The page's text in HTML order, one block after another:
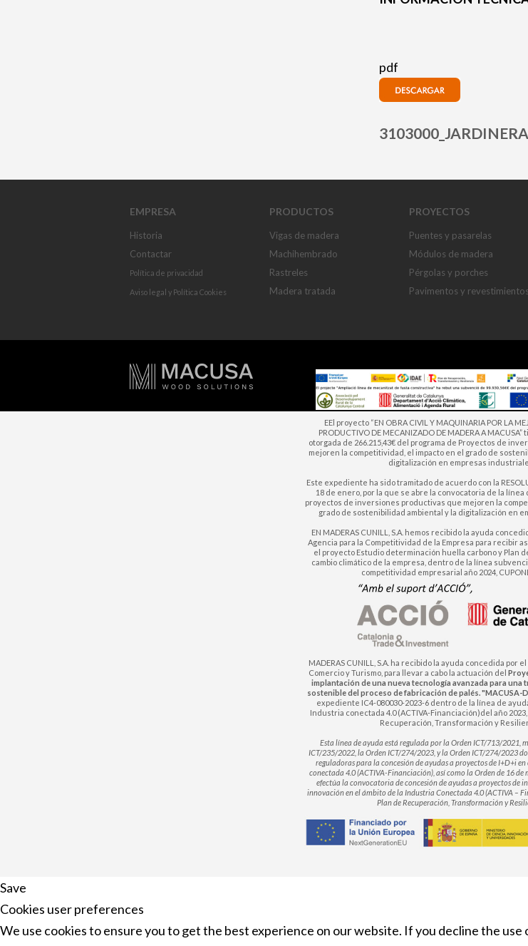
pdf
EMPRESA
Historia
Contactar
Política de privacidad
Aviso legal y Política Cookies
PRODUCTOS
Vigas de madera
Machihembrado
Rastreles
Madera tratada
PROYECTOS
Puentes y pasarelas
Módulos de madera
Pérgolas y porches
Pavimentos y revestimientos
EEl proyecto “EN OBRA CIVIL Y MAQUINARIA POR LA
PRODUCTIVO DE MECANIZADO DE MADERA A
otorgada de 266.215,43€ del programa de Proyectos de
mejoren la competitividad, el impacto en el grado de
digitalización en empresas
Este expediente ha sido tramitado de acuerdo con la
18 de enero, por la que se abre la convocatoria de la
proyectos de inversiones productivas que mejoren la
grado de sostenibilidad ambiental y la digitalización en
EN MADERAS CUNILL, S.A. hemos recibido la ayuda
Agencia para la Competitividad de la Empresa para recibir
el proyecto Estudio determinación huella carbono y Plan
cambio climático de la empresa, dentro de la línea
competitividad empresarial año 2024,
MADERAS CUNILL, S.A. ha recibido la ayuda concedida por
Comercio y Turismo, para llevar a cabo la actuación del
implantación de una nueva tecnología avanzada para una
sostenible del proceso de fabricación de palés. "MACUSA-
expediente IC4-080030-2023-6 dentro de la línea de
Industria conectada 4.0 (ACTIVA-Financiación)del año
Recuperación, Transformación y
Esta línea de ayuda está regulada por la Orden ICT/713/2021,
ICT/235/2022, la Orden ICT/274/2023, y la Orden ICT/274/2023
reguladoras para la concesión de ayudas a proyectos de I+D+i
conectada 4.0 (ACTIVA-Financiación), así como la Orden de 16 de
efectúa la convocatoria de concesión de ayudas a proyectos de
innovación en el ámbito de la Industria Conectada 4.0 (ACTIVA –
Plan de Recuperación, Transformación y
Save
Cookies user preferences
We use cookies to ensure you to get the best experience on our website. If you decline the